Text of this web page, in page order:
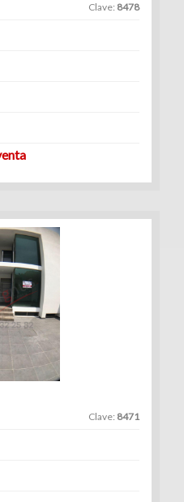
Clave: 8478
Clave: 8471